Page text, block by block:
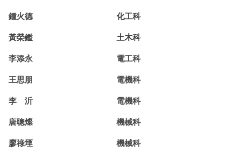
鍾火德 化工科
黃榮鑑 土木科
李添永 電工科
王思朋 電機科
李 沂 電機科
唐聰燦 機械科
廖祿堙 機械科